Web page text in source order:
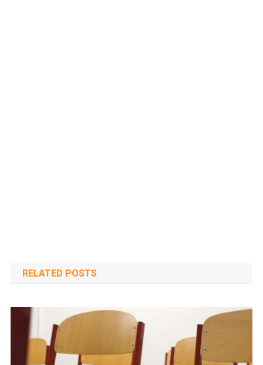
RELATED POSTS